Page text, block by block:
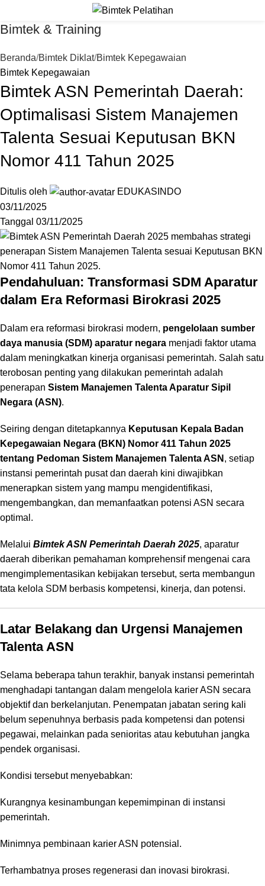
Bimtek & Training
Beranda Bimtek Diklat Bimtek Kepegawaian
Bimtek Kepegawaian
Bimtek ASN Pemerintah Daerah:
Optimalisasi Sistem Manajemen
Talenta Sesuai Keputusan BKN
Nomor 411 Tahun 2025
Ditulis oleh
EDUKASINDO
03/11/2025
Tanggal 03/11/2025
Pendahuluan: Transformasi SDM Aparatur
dalam Era Reformasi Birokrasi 2025
Dalam era reformasi birokrasi modern, pengelolaan sumber
daya manusia (SDM) aparatur negara menjadi faktor utama
dalam meningkatkan kinerja organisasi pemerintah. Salah satu
terobosan penting yang dilakukan pemerintah adalah
penerapan Sistem Manajemen Talenta Aparatur Sipil
Negara (ASN).
Seiring dengan ditetapkannya Keputusan Kepala Badan
Kepegawaian Negara (BKN) Nomor 411 Tahun 2025
tentang Pedoman Sistem Manajemen Talenta ASN , setiap
instansi pemerintah pusat dan daerah kini diwajibkan
menerapkan sistem yang mampu mengidentifikasi,
mengembangkan, dan memanfaatkan potensi ASN secara
optimal.
Melalui Bimtek ASN Pemerintah Daerah 2025, aparatur
daerah diberikan pemahaman komprehensif mengenai cara
mengimplementasikan kebijakan tersebut, serta membangun
tata kelola SDM berbasis kompetensi, kinerja, dan potensi.
Latar Belakang dan Urgensi Manajemen
Talenta ASN
Selama beberapa tahun terakhir, banyak instansi pemerintah
menghadapi tantangan dalam mengelola karier ASN secara
objektif dan berkelanjutan. Penempatan jabatan sering kali
belum sepenuhnya berbasis pada kompetensi dan potensi
pegawai, melainkan pada senioritas atau kebutuhan jangka
pendek organisasi.
Kondisi tersebut menyebabkan:
Kurangnya kesinambungan kepemimpinan di instansi
pemerintah.
Minimnya pembinaan karier ASN potensial.
Terhambatnya proses regenerasi dan inovasi birokrasi.